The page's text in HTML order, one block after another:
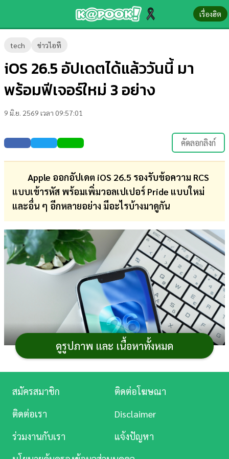
เรื่องฮิต
tech ข่าวไอที
iOS 26.5 อัปเดตได้แล้ววันนี้ มา
พร้อมฟีเจอร์ใหม่ 3 อย่าง
9 มิ.ย. 2569 เวลา 09:57:01
คัดลอกลิงก์
Apple ออกอัปเดต iOS 26.5 รองรับข้อความ RCS
แบบเข้ารหัส พร้อมเพิ่มวอลเปเปอร์ Pride แบบใหม่
และอื่น ๆ อีกหลายอย่าง มีอะไรบ้างมาดูกัน
ภาพจาก : kurgenc / shutterstock.com
แล้ว โดยในเวอร์ชั่นนี้จะมาพร้อมฟีเจอร์ใหม่สำคัญ 3 อย่าง
ทั้งการรองรับข้อความ RCS แบบเข้ารหัสครบวงจร
ดูรูปภาพ และ เนื้อหาทั้งหมด
ข่าว-
ความ
รู้
บันเทิง
ตรวจ
หวย
ผล
บอล
สด
การ
เงิน
บันเทิง
ดู
Music
สมัครสมาชิก
ติดต่อโฆษณา
ติดต่อเรา
Disclaimer
ร่วมงานกับเรา
แจ้งปัญหา